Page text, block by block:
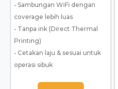
• Sambungan WiFi dengan
coverage lebih luas
• Tanpa ink (Direct Thermal
Printing)
• Cetakan laju & sesuai untuk
operasi sibuk